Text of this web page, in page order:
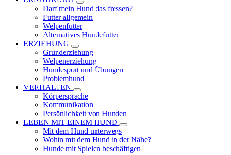
Darf mein Hund das fressen?
Futter allgemein
Welpenfutter
Alternatives Hundefutter
ERZIEHUNG
Grunderziehung
Welpenerziehung
Hundesport und Übungen
Problemhund
VERHALTEN
Körpersprache
Kommunikation
Persönlichkeit von Hunden
LEBEN MIT EINEM HUND
Mit dem Hund unterwegs
Wohin mit dem Hund in der Nähe?
Hunde mit Spielen beschäftigen